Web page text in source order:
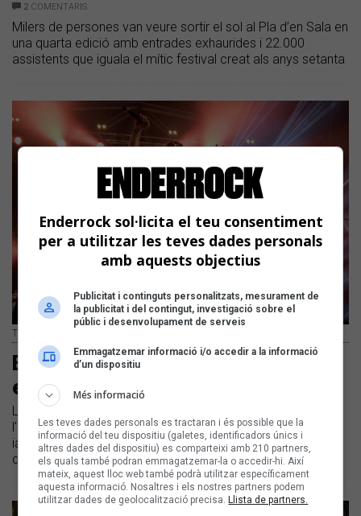
2 COMENTARIS
Milers de persones van veure sortir el sol al Pla d’en Sala en
una quarta edició amb entrades exhaurides i 22.000
assistents que iguala el mític festival creat als anys setanta
Txarango | Xavier Mercadé
Engega una nova i multitudinària
edició del Canet Rock
La cita canetenca proposa 12 hores de música al llarg de
l'1 de juliol | Txarango, Itaca Band, Els Amics de les Arts, La
iaia, Hora de Joglar i Zoo hi presentaran els seus nous
discos
Enderrock sol·licita el teu consentiment
per a utilitzar les teves dades personals
amb aquests objectius
Publicitat i continguts personalitzats, mesurament de
la publicitat i del contingut, investigació sobre el
públic i desenvolupament de serveis
Emmagatzemar informació i/o accedir a la informació
d’un dispositiu
Més informació
Les teves dades personals es tractaran i és possible que la
informació del teu dispositiu (galetes, identificadors únics i
altres dades del dispositiu) es comparteixi amb 210 partners,
els quals també podran emmagatzemar-la o accedir-hi. Així
mateix, aquest lloc web també podrà utilitzar específicament
aquesta informació. Nosaltres i els nostres partners podem
utilitzar dades de geolocalització precisa. Llista de partners.